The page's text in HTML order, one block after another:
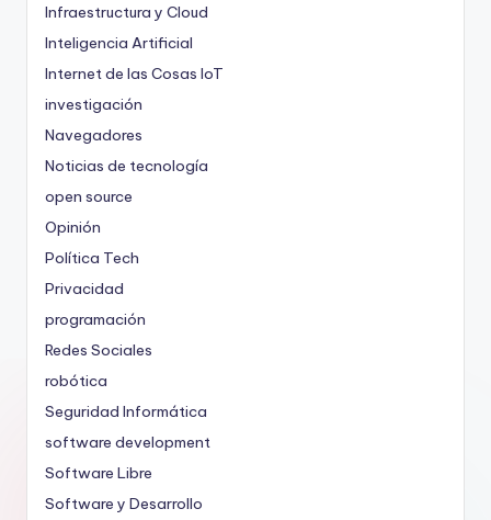
Infraestructura y Cloud
Inteligencia Artificial
Internet de las Cosas IoT
investigación
Navegadores
Noticias de tecnología
open source
Opinión
Política Tech
Privacidad
programación
Redes Sociales
robótica
Seguridad Informática
software development
Software Libre
Software y Desarrollo